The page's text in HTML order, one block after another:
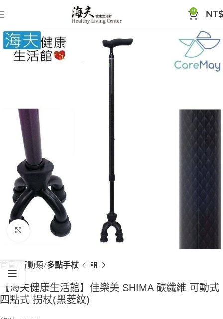
0 NT$
Click to enlarge
行動類 多點手杖
【海夫健康生活館】佳樂美 SHIMA 碳纖維 可動式
四點式 拐杖(黑菱紋)